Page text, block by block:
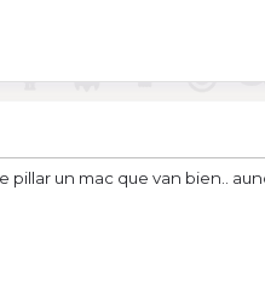
pillar un mac que van bien..